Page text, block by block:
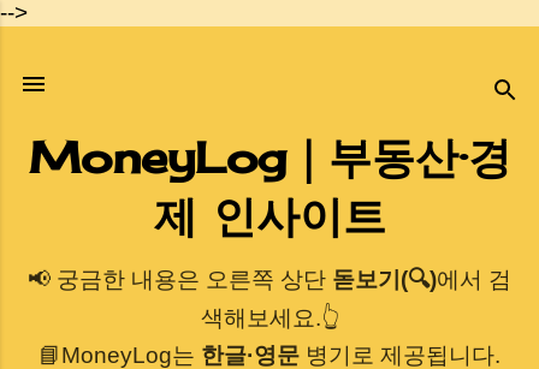
-->
기본 콘텐츠로 건너뛰기
MoneyLog｜부동산·경
제 인사이트
📢 궁금한 내용은 오른쪽 상단 돋보기(🔍)에서 검
색해보세요.👆
📘MoneyLog는 한글·영문 병기로 제공됩니다.